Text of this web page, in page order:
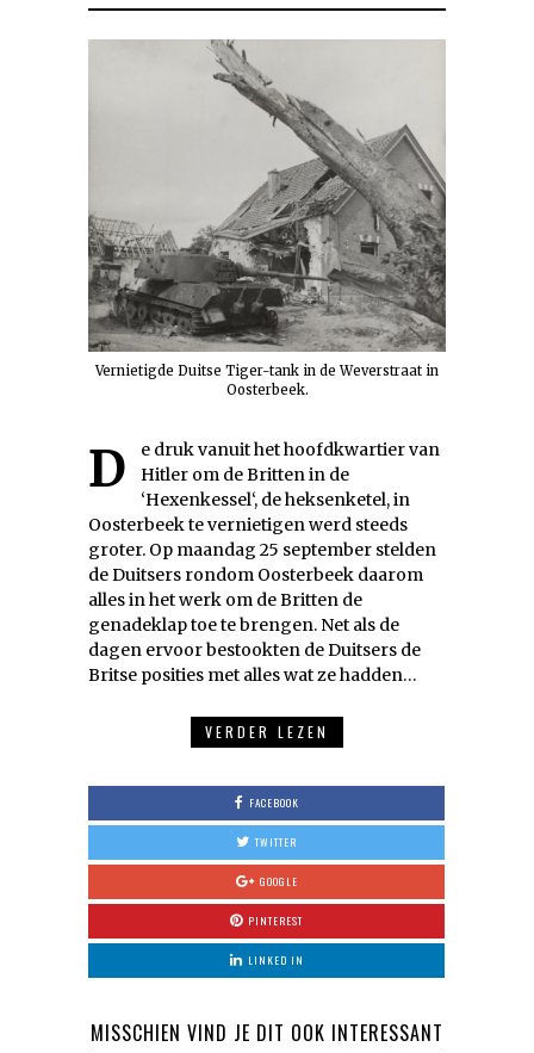
Vernietigde Duitse Tiger-tank in de Weverstraat in
Oosterbeek.
De druk vanuit het hoofdkwartier van
Hitler om de Britten in de
‘Hexenkessel‘, de heksenketel, in
Oosterbeek te vernietigen werd steeds
groter. Op maandag 25 september stelden
de Duitsers rondom Oosterbeek daarom
alles in het werk om de Britten de
genadeklap toe te brengen. Net als de
dagen ervoor bestookten de Duitsers de
Britse posities met alles wat ze hadden…
VERDER LEZEN
FACEBOOK
TWITTER
GOOGLE
PINTEREST
LINKED IN
MISSCHIEN VIND JE DIT OOK INTERESSANT